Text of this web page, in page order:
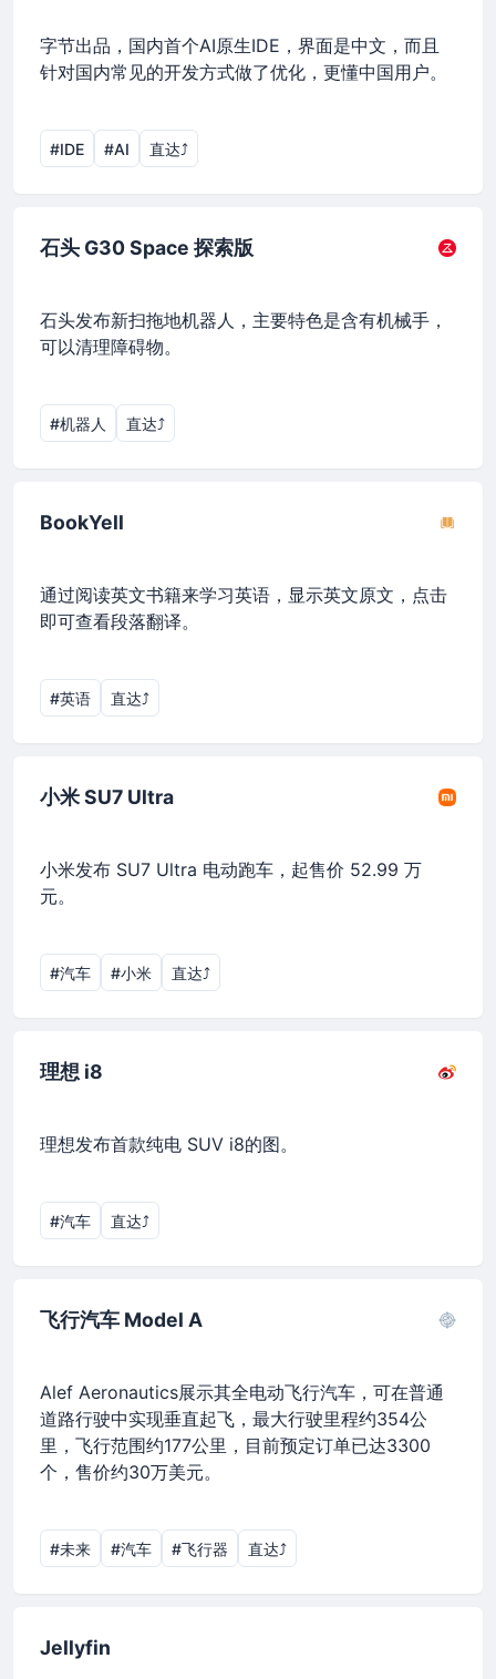
字节出品，国内首个AI原生IDE，界面是中文，而且
针对国内常见的开发方式做了优化，更懂中国用户。
#IDE #AI 直达⤴︎
石头 G30 Space 探索版
石头发布新扫拖地机器人，主要特色是含有机械手，
可以清理障碍物。
#机器人 直达⤴︎
BookYell
通过阅读英文书籍来学习英语，显示英文原文，点击
即可查看段落翻译。
#英语 直达⤴︎
小米 SU7 Ultra
小米发布 SU7 Ultra 电动跑车，起售价 52.99 万
元。
#汽车 #小米 直达⤴︎
理想 i8
理想发布首款纯电 SUV i8的图。
#汽车 直达⤴︎
飞行汽车 Model A
Alef Aeronautics展示其全电动飞行汽车，可在普通
道路行驶中实现垂直起飞，最大行驶里程约354公
里，飞行范围约177公里，目前预定订单已达3300
个，售价约30万美元。
#未来 #汽车 #飞行器 直达⤴︎
Jellyfin